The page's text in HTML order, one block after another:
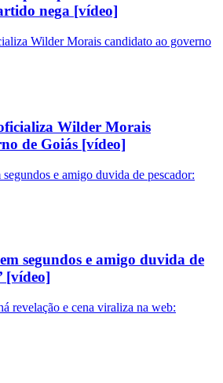
nega [vídeo]
Wilder Morais
de Goiás [vídeo]
segundos e amigo duvida de
[vídeo]